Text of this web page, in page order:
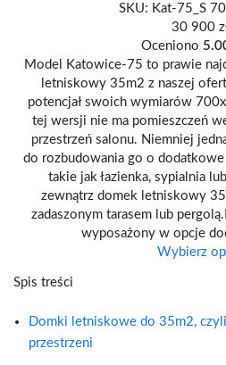
SKU: Kat-75_S
30 900
Oceniono
Model Katowice-75 to prawie
letniskowy 35m2 z naszej
potencjał swoich wymiarów
tej wersji nie ma pomieszczeń
przestrzeń salonu. Niemniej
do rozbudowania go o
takie jak łazienka, sypialnia
zewnątrz domek letniskowy
zadaszonym tarasem lub
wyposażony w opcje
Wybierz
Spis treści
Domki letniskowe do 35m2,
przestrzeni